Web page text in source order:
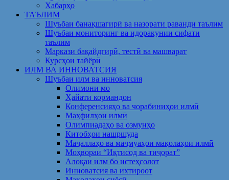
Хабарҳо
ТАЪЛИМ
Шуъбаи банақшагирӣ ва назорати раванди таълим
Шуъбаи мониторинг ва идоракунии сифати
таълим
Маркази бақайдгирӣ, тестӣ ва машварат
Курсҳои тайёрӣ
ИЛМ ВА ИННОВАТСИЯ
Шуъбаи илм ва инноватсия
Олимони мо
Ҳайати кормандон
Конференсияҳо ва чорабиниҳои илмӣ
Маҳфилҳои илмӣ
Олимпиадаҳо ва озмунҳо
Китобҳои нашршуда
Маҷаллаҳо ва маҷмӯаҳои мақолаҳои илмӣ
Моҳвораи “Иқтисод ва тиҷорат”
Алоқаи илм бо истеҳсолот
Инноватсия ва ихтироот